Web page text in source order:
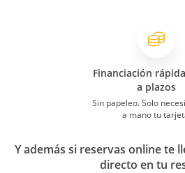
Financiación
a plazos
Sin papeleo. Solo
a mano tu
Y además si reservas online te
directo en tu